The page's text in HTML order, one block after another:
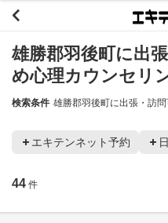
雄勝郡羽後町に出
め心理カウンセリ
検索条件 雄勝郡羽後町に出張・訪
エキテンネット予約
44 件